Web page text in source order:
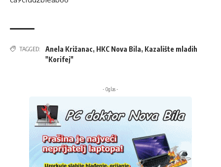
TAGGED: Anela Križanac, HKC Nova Bila, Kazalište mladih
"Korifej"
- Oglas -